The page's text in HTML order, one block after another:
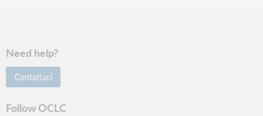
Need help?
Contattaci
Follow OCLC